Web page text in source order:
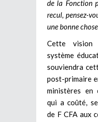
de la Fonction
recul, pensez-
une bonne
Cette vision
système
souviendra
post-primaire
ministères en
qui a coûté,
de F CFA aux